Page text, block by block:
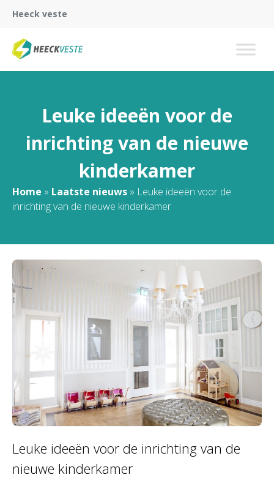
Heeck veste
Leuke ideeën voor de
inrichting van de nieuwe
kinderkamer
Home » Laatste nieuws » Leuke ideeën voor de
inrichting van de nieuwe kinderkamer
Leuke ideeën voor de inrichting van de
nieuwe kinderkamer